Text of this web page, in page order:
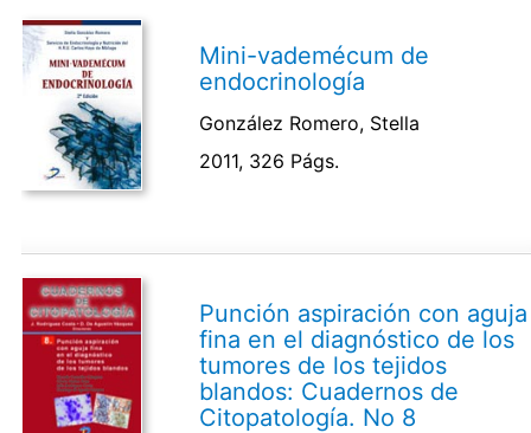
Mini-vademécum de
endocrinología
González Romero, Stella
2011, 326 Págs.
Punción aspiración con aguja
fina en el diagnóstico de los
tumores de los tejidos
blandos: Cuadernos de
Citopatología. No 8